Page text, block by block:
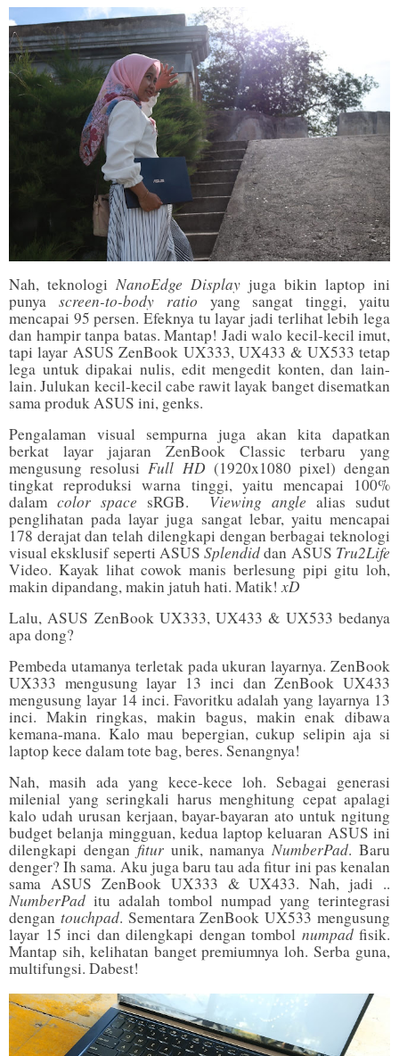
Nah, teknologi NanoEdge Display juga bikin laptop ini
punya screen-to-body ratio yang sangat tinggi, yaitu
mencapai 95 persen. Efeknya tu layar jadi terlihat lebih lega
dan hampir tanpa batas. Mantap! Jadi walo kecil-kecil imut,
tapi layar ASUS ZenBook UX333, UX433 & UX533 tetap
lega untuk dipakai nulis, edit mengedit konten, dan lain-
lain. Julukan kecil-kecil cabe rawit layak banget disematkan
sama produk ASUS ini, genks.
Pengalaman visual sempurna juga akan kita dapatkan
berkat layar jajaran ZenBook Classic terbaru yang
mengusung resolusiFull HD (1920x1080 pixel) dengan
tingkat reproduksi warna tinggi, yaitu mencapai 100%
dalam color space sRGB. Viewing angle alias sudut
penglihatan pada layar juga sangat lebar, yaitu mencapai
178 derajat dan telah dilengkapi dengan berbagai teknologi
visual eksklusif seperti ASUSSplendiddan ASUS Tru2Life
Video. Kayak lihat cowok manis berlesung pipi gitu loh,
makin dipandang, makin jatuh hati. Matik!xD
Lalu, ASUS ZenBook UX333, UX433 & UX533 bedanya
apa dong?
Pembeda utamanya terletak pada ukuran layarnya. ZenBook
UX333 mengusung layar 13 inci dan ZenBook UX433
mengusung layar 14 inci. Favoritku adalah yang layarnya 13
inci. Makin ringkas, makin bagus, makin enak dibawa
kemana-mana. Kalo mau bepergian, cukup selipin aja si
laptop kece dalam tote bag, beres. Senangnya!
Nah, masih ada yang kece-kece loh. Sebagai generasi
milenial yang seringkali harus menghitung cepat apalagi
kalo udah urusan kerjaan, bayar-bayaran ato untuk ngitung
budget belanja mingguan, kedua laptop keluaran ASUS ini
dilengkapi dengan fitur unik, namanyaNumberPad. Baru
denger? Ih sama. Aku juga baru tau ada fitur ini pas kenalan
sama ASUS ZenBook UX333 & UX433. Nah, jadi ..
NumberPad itu adalah tombol numpad yang terintegrasi
dengan touchpad. Sementara ZenBook UX533 mengusung
layar 15 inci dan dilengkapi dengan tombol numpadfisik.
Mantap sih, kelihatan banget premiumnya loh. Serba guna,
multifungsi. Dabest!